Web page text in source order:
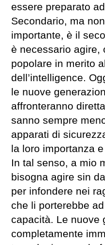
essere preparato
Secondario, ma
importante, è il
è necessario agire,
popolare in merito
dell’intelligence.
le nuove
affronteranno
sanno sempre
apparati di
la loro importanza
In tal senso, a mio
bisogna agire sin
per infondere nei
che li porterebbe
capacità. Le nuove
completamente